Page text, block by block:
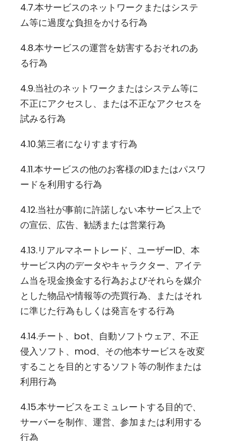
4.7.本サービスのネットワークまたはシステ
ム等に過度な負担をかける行為
4.8.本サービスの運営を妨害するおそれのあ
る行為
4.9.当社のネットワークまたはシステム等に
不正にアクセスし、または不正なアクセスを
試みる行為
4.10.第三者になりすます行為
4.11.本サービスの他のお客様のIDまたはパスワ
ードを利用する行為
4.12.当社が事前に許諾しない本サービス上で
の宣伝、広告、勧誘または営業行為
4.13.リアルマネートレード、ユーザーID、本
サービス内のデータやキャラクター、アイテ
ム当を現金換金する行為およびそれらを媒介
とした物品や情報等の売買行為、またはそれ
に準じた行為もしくは発言をする行為
4.14.チート、bot、自動ソフトウェア、不正
侵入ソフト、mod、その他本サービスを改変
することを目的とするソフト等の制作または
利用行為
4.15.本サービスをエミュレートする目的で、
サーバーを制作、運営、参加または利用する
行為